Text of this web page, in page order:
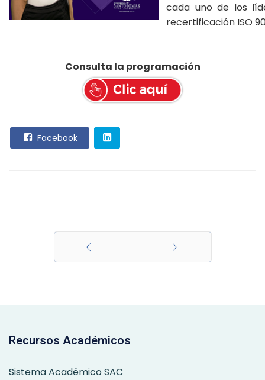
cada uno de los
recertificación ISO
Consulta la programación
Facebook
Recursos Académicos
Sistema Académico SAC